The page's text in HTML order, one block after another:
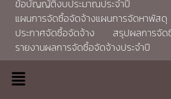
ข้อบัญญัติงบประมาณประจำปี
แผนการจัดซื้อจัดจ้างแผนการจัดหาพัสดุ
ประกาศจัดซื้อจัดจ้าง
สรุปผลการจัด
รายงานผลการจัดซื้อจัดจ้างประจำปี